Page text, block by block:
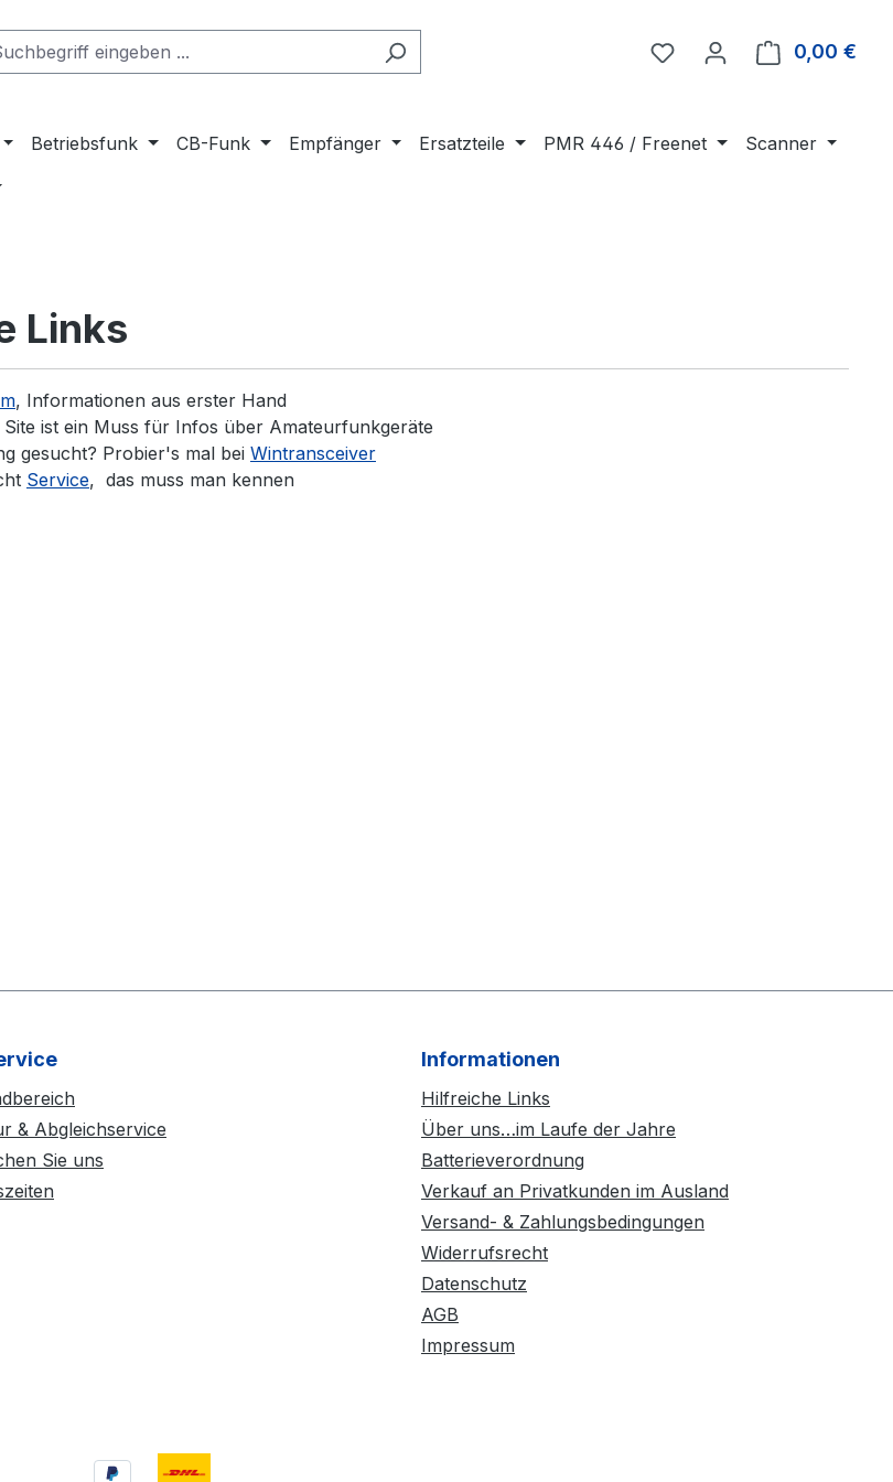
Du hast 0 Produkte auf
0,00 €
Betriebsfunk CB-Funk Empfänger Ersatzteile PMR 446 / Freenet
Scanner
Links
, Informationen aus erster Hand
Site ist ein Muss für Infos über Amateurfunkgeräte
gesucht? Probier's mal bei Wintransceiver
Service, das muss man kennen
& Abgleichservice
Sie uns
Informationen
Hilfreiche Links
Über uns…im Laufe der Jahre
Batterieverordnung
Verkauf an Privatkunden im Ausland
Versand- & Zahlungsbedingungen
Widerrufsrecht
Datenschutz
AGB
Impressum